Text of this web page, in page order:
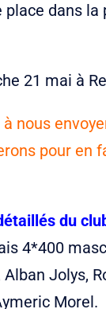
place dans la
21 mai à
à nous
pour en
du
4*400
Jolys,
Morel.